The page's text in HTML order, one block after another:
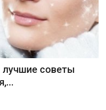
лучшие советы